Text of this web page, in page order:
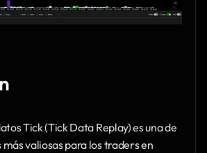
Tick (Tick Data Replay) es una de
valiosas para los traders en